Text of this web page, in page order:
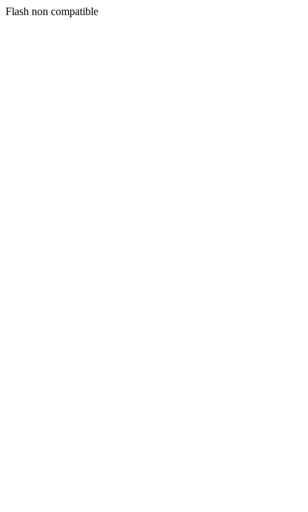
Flash non compatible